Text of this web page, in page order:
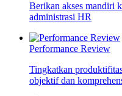
Berikan akses mandiri
administrasi HR
Performance Review
Tingkatkan
objektif dan